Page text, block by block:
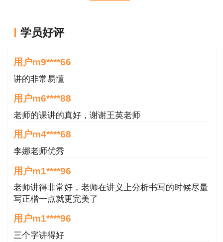
学员好评
用户zh****35
用户m9****66
讲的非常易懂
用户m6****88
老师的课讲的真好，谢谢王英老师
用户m4****68
李娜老师优秀
用户m1****96
老师讲得非常好，老师在讲义上分析书写的时候尽量
写正楷一点就更完美了
用户m1****96
三个字讲得好